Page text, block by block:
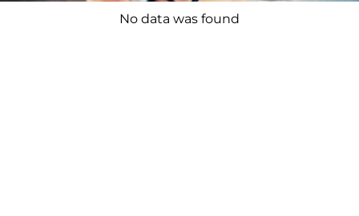
No data was found